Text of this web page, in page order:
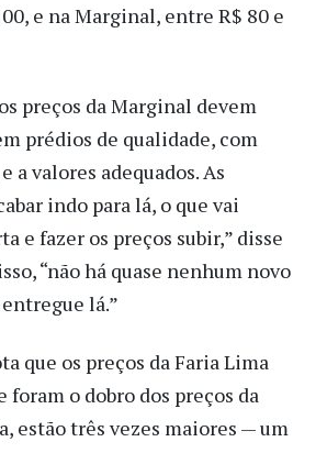
e na Marginal, entre R$ 80 e
preços da Marginal devem
prédios de qualidade, com
a valores adequados. As
indo para lá, o que vai
e fazer os preços subir,” disse
“não há quase nenhum novo
lá.”
que os preços da Faria Lima
o dobro dos preços da
estão três vezes maiores — um